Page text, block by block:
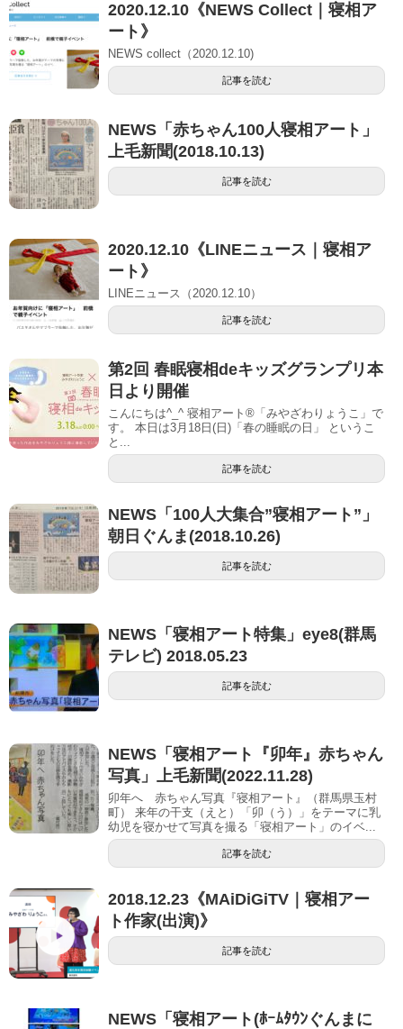
2020.12.10《NEWS Collect｜寝相ア
ート》
NEWS collect（2020.12.10)
記事を読む
NEWS「赤ちゃん100人寝相アート」
上毛新聞(2018.10.13)
記事を読む
2020.12.10《LINEニュース｜寝相ア
ート》
LINEニュース（2020.12.10）
記事を読む
第2回 春眠寝相deキッズグランプリ本
日より開催
こんにちは^_^ 寝相アート®︎「みやざわりょうこ」で
す。 本日は3月18日(日)「春の睡眠の日」 というこ
と...
記事を読む
NEWS「100人大集合”寝相アート”」
朝日ぐんま(2018.10.26)
記事を読む
NEWS「寝相アート特集」eye8(群馬
テレビ) 2018.05.23
記事を読む
NEWS「寝相アート『卯年』赤ちゃん
写真」上毛新聞(2022.11.28)
卯年へ 赤ちゃん写真『寝相アート』（群馬県玉村
町） 来年の干支（えと）「卯（う）」をテーマに乳
幼児を寝かせて写真を撮る「寝相アート」のイベ...
記事を読む
2018.12.23《MAiDiGiTV｜寝相アー
ト作家(出演)》
記事を読む
NEWS「寝相アート(ﾎｰﾑﾀｳﾝぐんまに